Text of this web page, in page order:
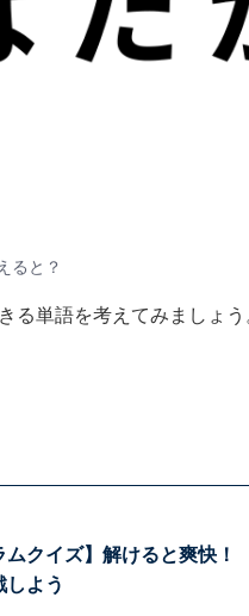
ると？
る単語を考えてみましょう
ムクイズ】解けると爽快
しよう